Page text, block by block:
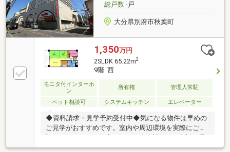
総戸数-戸
大分県別府市秋葉町
1,350万円
2SLDK 65.22m2
9階 西
モニタ付インターホ
ン
所有権 管理人常駐
ペット相談可 システムキッチン エレベーター
◆資料請求・見学予約受付中◆気になる物件は早めの
ご見学がおすすめです。室内や周辺環境を実際にご確
ります。◎資料請求は24時間受付中！お気軽にお問い